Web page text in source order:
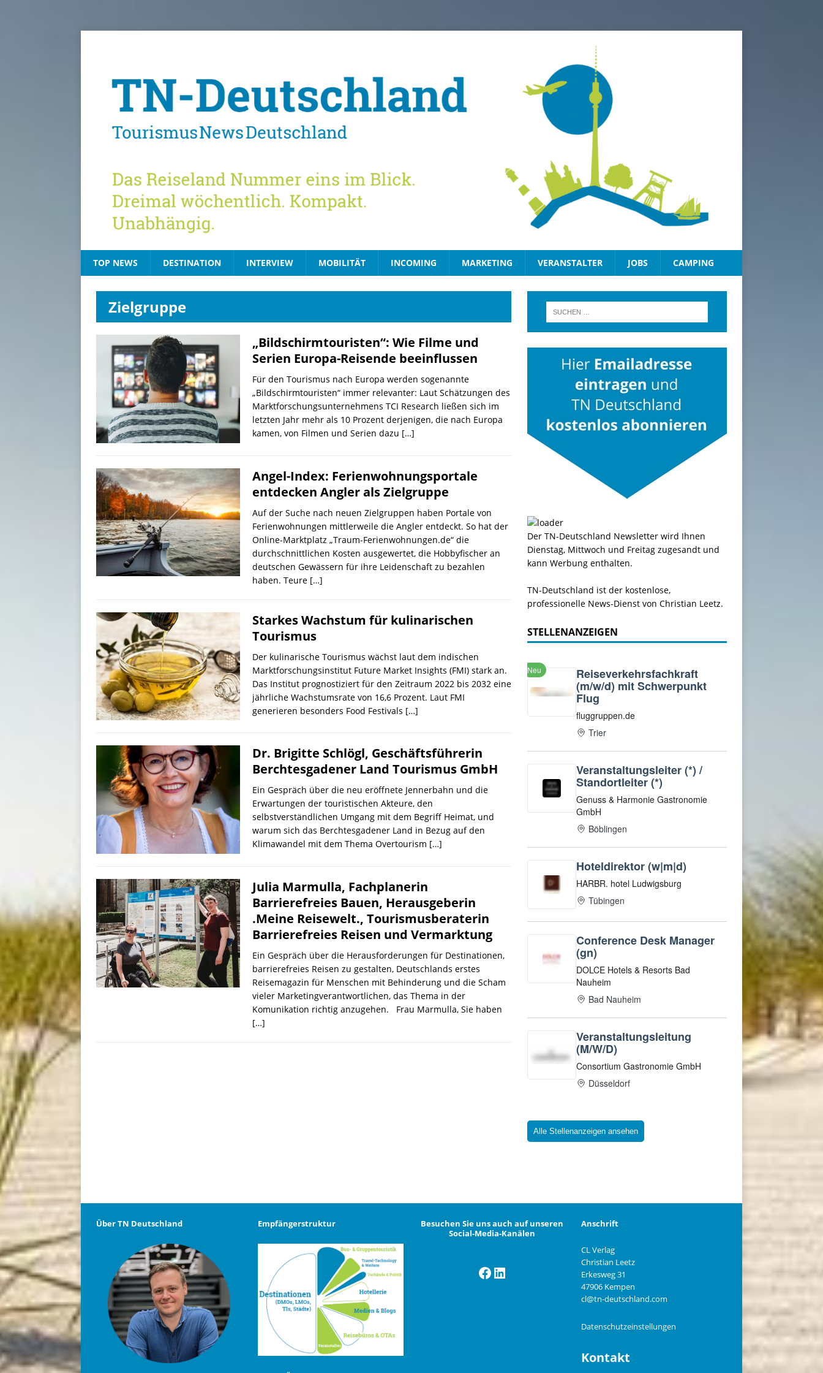
TOP NEWS DESTINATION INTERVIEW MOBILITÄT INCOMING MARKETING VERANSTALTER JOBS CAMPING
Zielgruppe
„Bildschirmtouristen“: Wie Filme und
Serien Europa-Reisende beeinflussen
Für den Tourismus nach Europa werden sogenannte
„Bildschirmtouristen“ immer relevanter: Laut Schätzungen des
Marktforschungsunternehmens TCI Research ließen sich im
letzten Jahr mehr als 10 Prozent derjenigen, die nach Europa
kamen, von Filmen und Serien dazu […]
Angel-Index: Ferienwohnungsportale
entdecken Angler als Zielgruppe
Auf der Suche nach neuen Zielgruppen haben Portale von
Ferienwohnungen mittlerweile die Angler entdeckt. So hat der
Online-Marktplatz „Traum-Ferienwohnungen.de“ die
durchschnittlichen Kosten ausgewertet, die Hobbyfischer an
deutschen Gewässern für ihre Leidenschaft zu bezahlen
haben. Teure […]
Starkes Wachstum für kulinarischen
Tourismus
Der kulinarische Tourismus wächst laut dem indischen
Marktforschungsinstitut Future Market Insights (FMI) stark an.
Das Institut prognostiziert für den Zeitraum 2022 bis 2032 eine
jährliche Wachstumsrate von 16,6 Prozent. Laut FMI
generieren besonders Food Festivals […]
Dr. Brigitte Schlögl, Geschäftsführerin
Berchtesgadener Land Tourismus GmbH
Ein Gespräch über die neu eröffnete Jennerbahn und die
Erwartungen der touristischen Akteure, den
selbstverständlichen Umgang mit dem Begriff Heimat, und
warum sich das Berchtesgadener Land in Bezug auf den
Klimawandel mit dem Thema Overtourism […]
Julia Marmulla, Fachplanerin
Barrierefreies Bauen, Herausgeberin
.Meine Reisewelt., Tourismusberaterin
Barrierefreies Reisen und Vermarktung
Ein Gespräch über die Herausforderungen für Destinationen,
barrierefreies Reisen zu gestalten, Deutschlands erstes
Reisemagazin für Menschen mit Behinderung und die Scham
vieler Marketingverantwortlichen, das Thema in der
Komunikation richtig anzugehen. Frau Marmulla, Sie haben
[…]
Der TN-Deutschland Newsletter wird Ihnen
Dienstag, Mittwoch und Freitag zugesandt und
kann Werbung enthalten.
TN-Deutschland ist der kostenlose,
professionelle News-Dienst von Christian Leetz.
STELLENANZEIGEN
Alle Stellenanzeigen ansehen
Über TN Deutschland Empfängerstruktur
Besuchen Sie uns auch auf unseren
Social-Media-Kanälen
Facebook
LinkedIn
Anschrift
CL Verlag
Christian Leetz
Erkesweg 31
47906 Kempen
cl@tn-deutschland.com
Datenschutzeinstellungen
Kontakt